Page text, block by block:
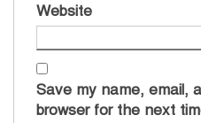
Website
Save my name, email,
browser for the next